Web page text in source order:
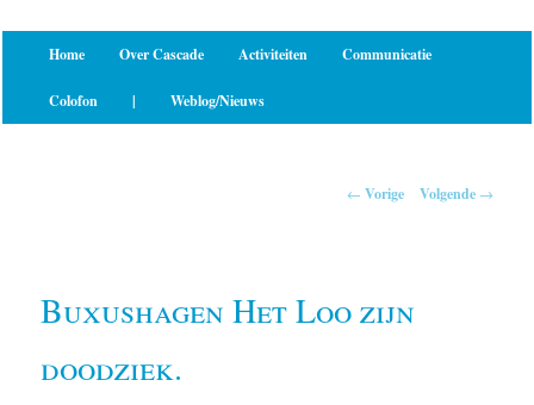
Home Over Cascade Activiteiten Communicatie
Colofon | Weblog/Nieuws
← Vorige Volgende →
Buxushagen Het Loo zijn
doodziek.